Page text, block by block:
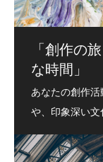
「創作の
な時間」